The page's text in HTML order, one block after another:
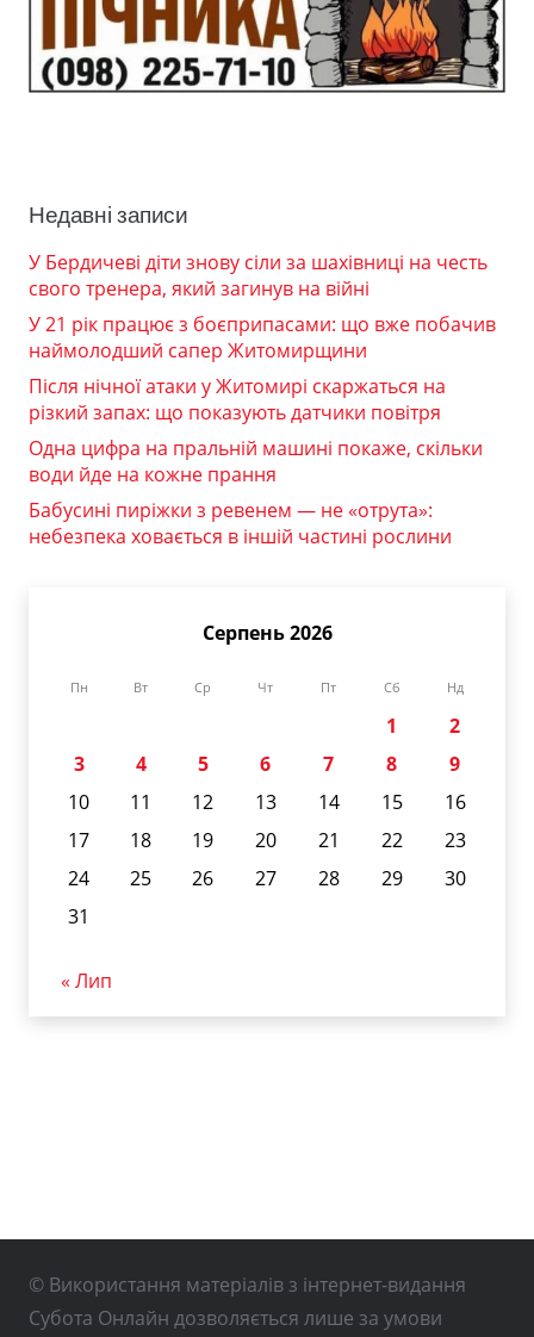
Недавні записи
У Бердичеві діти знову сіли за шахівниці на честь
свого тренера, який загинув на війні
У 21 рік працює з боєприпасами: що вже побачив
наймолодший сапер Житомирщини
Після нічної атаки у Житомирі скаржаться на
різкий запах: що показують датчики повітря
Одна цифра на пральній машині покаже, скільки
води йде на кожне прання
Бабусині пиріжки з ревенем — не «отрута»:
небезпека ховається в іншій частині рослини
Серпень 2026
Пн Вт Ср Чт Пт Сб Нд
1
2
3
4 5 6 7 8
9
10
11 12 13 14 15
16
17
18 19 20 21 22
23
24
25 26 27 28 29
30
31
« Лип
© Використання матеріалів з інтернет-видання
Субота Онлайн дозволяється лише за умови